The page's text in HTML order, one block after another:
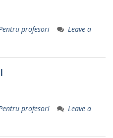
profesori
Leave a
profesori
Leave a